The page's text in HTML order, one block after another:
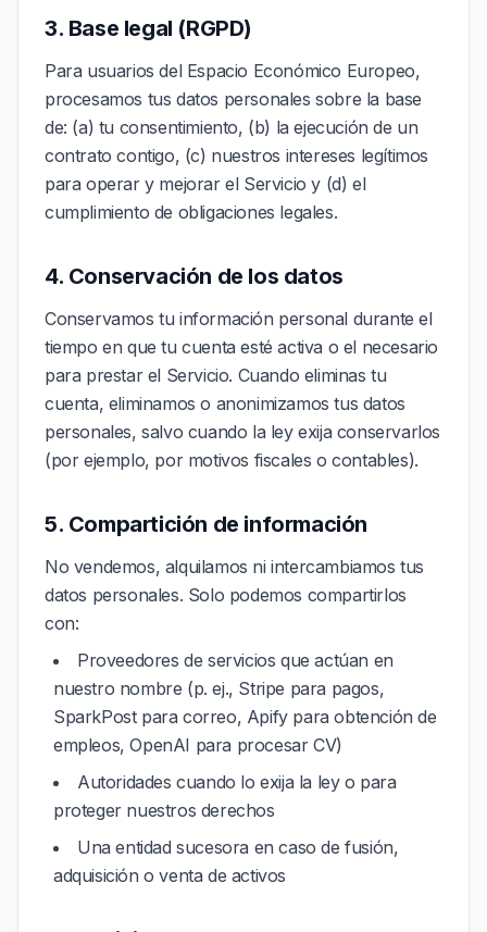
3. Base legal (RGPD)
Para usuarios del Espacio Económico Europeo,
procesamos tus datos personales sobre la base
de: (a) tu consentimiento, (b) la ejecución de un
contrato contigo, (c) nuestros intereses legítimos
para operar y mejorar el Servicio y (d) el
cumplimiento de obligaciones legales.
4. Conservación de los datos
Conservamos tu información personal durante el
tiempo en que tu cuenta esté activa o el necesario
para prestar el Servicio. Cuando eliminas tu
cuenta, eliminamos o anonimizamos tus datos
personales, salvo cuando la ley exija conservarlos
(por ejemplo, por motivos fiscales o contables).
5. Compartición de información
No vendemos, alquilamos ni intercambiamos tus
datos personales. Solo podemos compartirlos
con:
Proveedores de servicios que actúan en
nuestro nombre (p. ej., Stripe para pagos,
SparkPost para correo, Apify para obtención de
empleos, OpenAI para procesar CV)
Autoridades cuando lo exija la ley o para
proteger nuestros derechos
Una entidad sucesora en caso de fusión,
adquisición o venta de activos